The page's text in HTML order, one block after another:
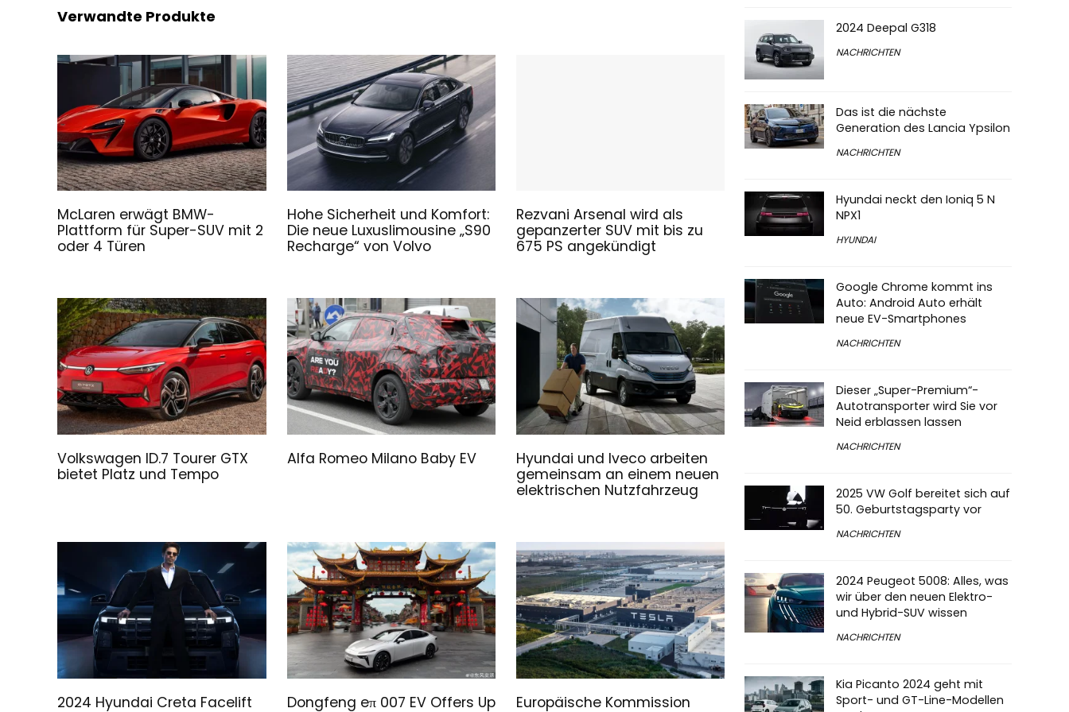
Verwandte Produkte
McLaren erwägt BMW-
Plattform für Super-SUV mit 2
oder 4 Türen
Hohe Sicherheit und Komfort:
Die neue Luxuslimousine „S90
Recharge“ von Volvo
Rezvani Arsenal wird als
gepanzerter SUV mit bis zu
675 PS angekündigt
Volkswagen ID.7 Tourer GTX
bietet Platz und Tempo
Alfa Romeo Milano Baby EV
Hyundai und Iveco arbeiten
gemeinsam an einem neuen
elektrischen Nutzfahrzeug
2024 Hyundai Creta Facelift
Dongfeng eπ 007 EV Offers Up
Europäische Kommission
2024 Deepal G318
NACHRICHTEN
Das ist die nächste
Generation des Lancia Ypsilon
NACHRICHTEN
Hyundai neckt den Ioniq 5 N
NPX1
HYUNDAI
Google Chrome kommt ins
Auto: Android Auto erhält
neue EV-Smartphones
NACHRICHTEN
Dieser „Super-Premium“-
Autotransporter wird Sie vor
Neid erblassen lassen
NACHRICHTEN
2025 VW Golf bereitet sich auf
50. Geburtstagsparty vor
NACHRICHTEN
2024 Peugeot 5008: Alles, was
wir über den neuen Elektro-
und Hybrid-SUV wissen
NACHRICHTEN
Kia Picanto 2024 geht mit
Sport- und GT-Line-Modellen